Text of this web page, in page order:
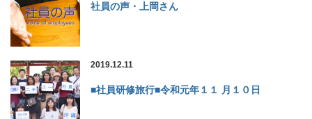
社員の声・上岡さん
2019.12.11
■社員研修旅行■令和元年１１ 月１０日